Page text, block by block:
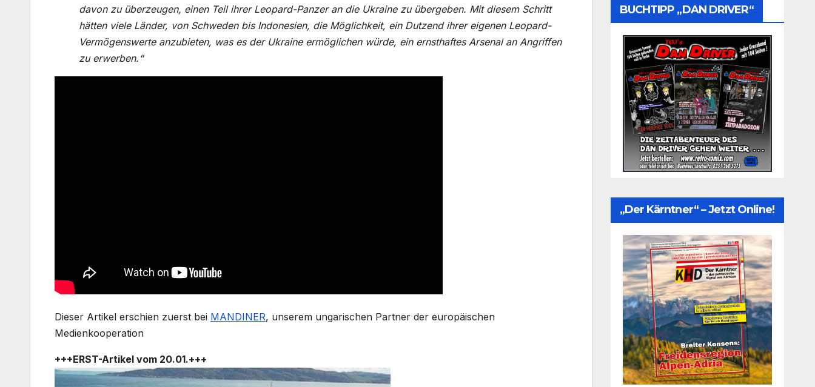
davon zu überzeugen, einen Teil ihrer Leopard-Panzer an die Ukraine zu übergeben. Mit diesem Schritt
hätten viele Länder, von Schweden bis Indonesien, die Möglichkeit, ein Dutzend ihrer eigenen Leopard-
Vermögenswerte anzubieten, was es der Ukraine ermöglichen würde, ein ernsthaftes Arsenal an Angriffen
zu erwerben.“
Dieser Artikel erschien zuerst bei MANDINER, unserem ungarischen Partner der europäischen
Medienkooperation
+++ERST-Artikel vom 20.01.+++
BUCHTIPP „DAN DRIVER“
„Der Kärntner“ – Jetzt Online!